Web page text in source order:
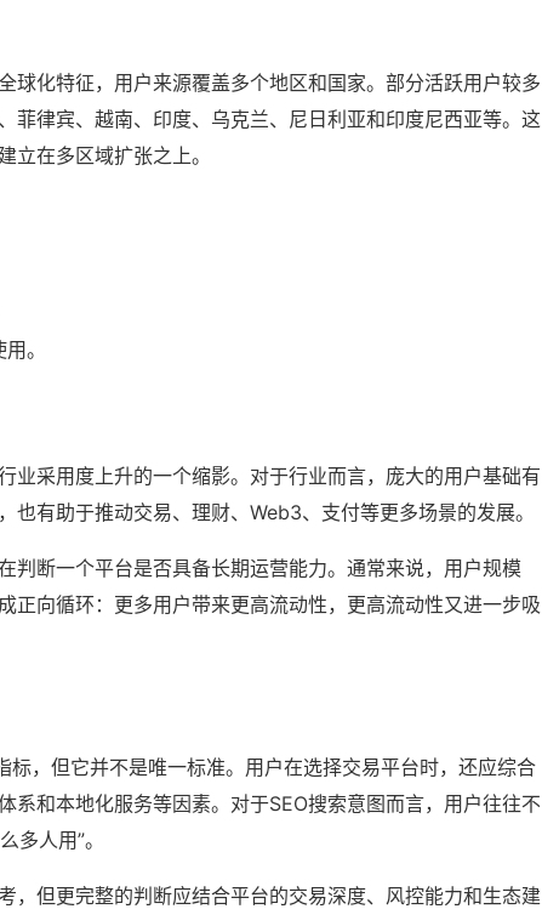
球化特征，用户来源覆盖多个地区和国家。部分活跃用户较多
菲律宾、越南、印度、乌克兰、尼日利亚和印度尼西亚等。这
立在多区域扩张之上。
。
业采用度上升的一个缩影。对于行业而言，庞大的用户基础有
有助于推动交易、理财、Web3、支付等更多场景的发展。
判断一个平台是否具备长期运营能力。通常来说，用户规模
正向循环：更多用户带来更高流动性，更高流动性又进一步吸
标，但它并不是唯一标准。用户在选择交易平台时，还应综合
系和本地化服务等因素。对于SEO搜索意图而言，用户往往不
多人用”。
，但更完整的判断应结合平台的交易深度、风控能力和生态建